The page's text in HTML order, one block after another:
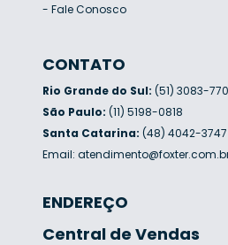
- Fale Conosco
CONTATO
Rio Grande do Sul: (51) 3083-
São Paulo: (11) 5198-0818
Santa Catarina: (48) 4042-3747
Email:
ENDEREÇO
Central de Vendas